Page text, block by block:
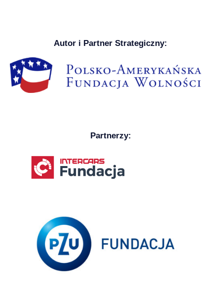
Autor i Partner Strategiczny:
Partnerzy: